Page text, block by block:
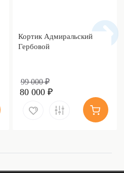
Кортик Адмиральский
Гербовой
99 000 ₽
80 000 ₽